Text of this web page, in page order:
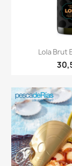

Lola Brut